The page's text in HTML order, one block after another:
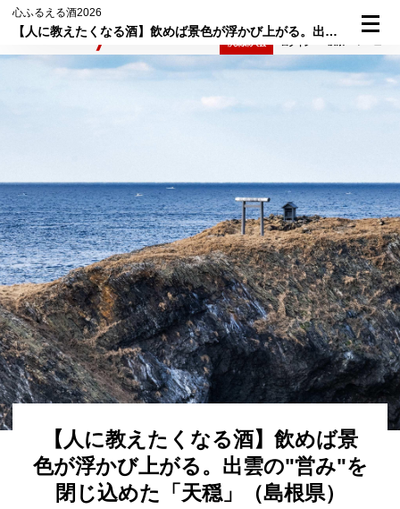
心ふるえる酒2026
【人に教えたくなる酒】飲めば景色が浮かび上がる。出雲の"営み"を閉じ込めた「天穏」（島根県）
【人に教えたくなる酒】飲めば景
色が浮かび上がる。出雲の"営み"を
閉じ込めた「天穏」（島根県）